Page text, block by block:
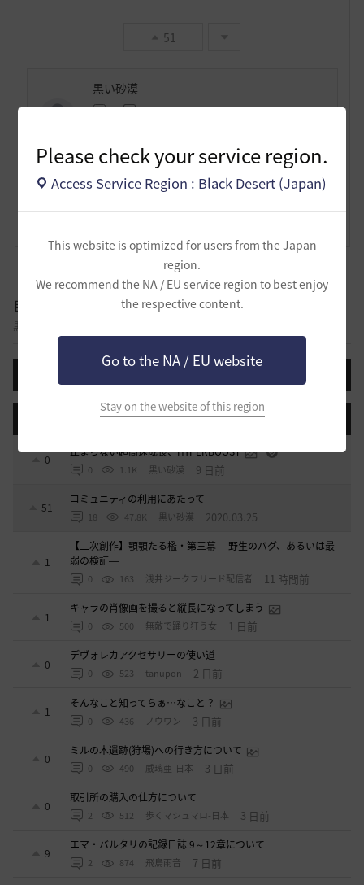
Please check your service region.
Access Service Region : Black Desert (Japan)
This website is optimized for users from the Japan
region.
We recommend the NA / EU service region to best enjoy
the respective content.
Go to the NA / EU website
Stay on the website of this region
51
黒い砂漠
3 4
Lv 非公開
自由掲示板
黒い砂漠に関する様々なテーマについて話し合える自由掲示板です。
検索順 コメント順 推奨順
0
止まらない超高速成長、HYPERBOOST
0 1.1K 黒い砂漠 9 日前
51
コミュニティの利用にあたって
18 47.8K 黒い砂漠 2020.03.25
1
【二次創作】顎顎たる檻・第三幕 ―野生のバグ、あるいは最
弱の検証―
0 163 浅井ジークフリード配信者 11 時間前
1
キャラの肖像画を撮ると縦長になってしまう
0 500 無敵で踊り狂う女 1 日前
0
デヴォレカアクセサリーの使い道
0 523 tanupon 2 日前
1
そんなこと知ってらぁ…なこと？
0 436 ノウワン 3 日前
0
ミルの木遺跡(狩場)への行き方について
0 490 威璃亜-日本 3 日前
0
取引所の購入の仕方について
2 512 歩くマシュマロ-日本 3 日前
9
エマ・バルタリの記録日誌 9～12章について
2 874 飛鳥雨音 7 日前